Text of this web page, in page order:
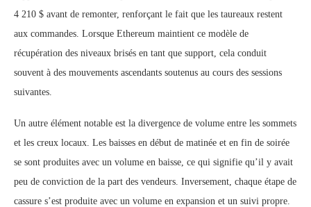
4 210 $ avant de remonter, renforçant le fait que les taureaux restent
aux commandes. Lorsque Ethereum maintient ce modèle de
récupération des niveaux brisés en tant que support, cela conduit
souvent à des mouvements ascendants soutenus au cours des sessions
suivantes.
Un autre élément notable est la divergence de volume entre les sommets
et les creux locaux. Les baisses en début de matinée et en fin de soirée
se sont produites avec un volume en baisse, ce qui signifie qu’il y avait
peu de conviction de la part des vendeurs. Inversement, chaque étape de
cassure s’est produite avec un volume en expansion et un suivi propre.